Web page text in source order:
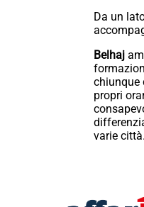
Da un
Belhaj
chiunque
propri
varie